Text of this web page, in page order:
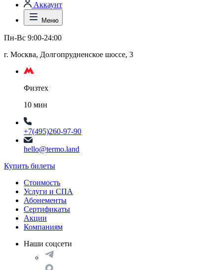
Аккаунт
Меню
Пн-Вс 9:00-24:00
г. Москва, Долгопрудненское шоссе, 3
Физтех
10 мин
+7(495)260-97-90
hello@termo.land
Купить билеты
Стоимость
Услуги и СПА
Абонементы
Сертификаты
Акции
Компаниям
Наши соцсети